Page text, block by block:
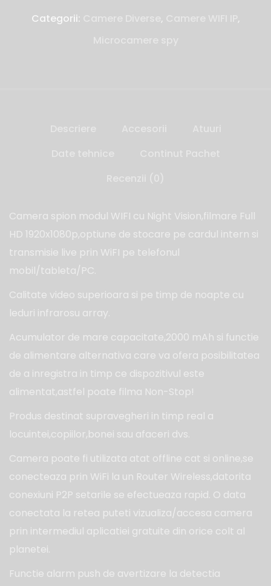
Categorii: ,
,
Camera spion modul WIFI cu Night Vision,filmare Full
HD 1920x1080p,optiune de stocare pe cardul intern si
transmisie live prin WiFI pe telefonul
mobil/tableta/PC.
Calitate video superioara si pe timp de noapte cu
leduri infrarosu array.
Acumulator de mare capacitate,2000 mAh si functie
de alimentare alternativa care va ofera posibilitatea
de a inregistra in timp ce dispozitivul este
alimentat,astfel poate filma Non-Stop!
Produs destinat supravegheri in timp real a
locuintei,copiilor,bonei sau afaceri dvs.
Camera poate fi utilizata atat offline cat si online,se
conecteaza prin WiFi la un Router Wireless,datorita
conexiuni P2P setarile se efectueaza rapid. O data
conectata la retea puteti vizualiza/accesa camera
prin intermediul aplicatiei gratuite din orice colt al
planetei.
Functie alarm push de avertizare la detectia